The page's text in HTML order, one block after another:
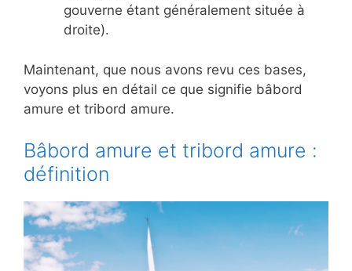
gouverne étant généralement située à
droite).
Maintenant, que nous avons revu ces bases,
voyons plus en détail ce que signifie bâbord
amure et tribord amure.
Bâbord amure et tribord amure :
définition